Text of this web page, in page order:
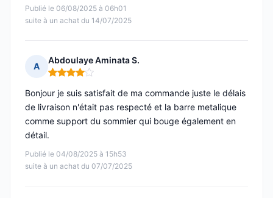
Publié le 06/08/2025 à 06h01
suite à un achat du 14/07/2025
A
Abdoulaye Aminata S.
Note : 4 sur 5
Publié le 04/08/2025 à 15h53
suite à un achat du 07/07/2025
Bonjour je suis satisfait de ma commande juste le délais
de livraison n'était pas respecté et la barre metalique
comme support du sommier qui bouge également en
détail.